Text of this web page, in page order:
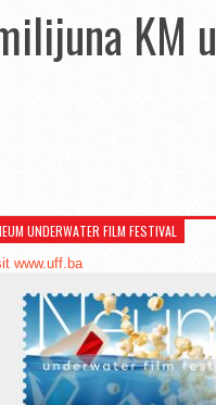
KM u
UNDERWATER FILM FESTIVAL
www.uff.ba